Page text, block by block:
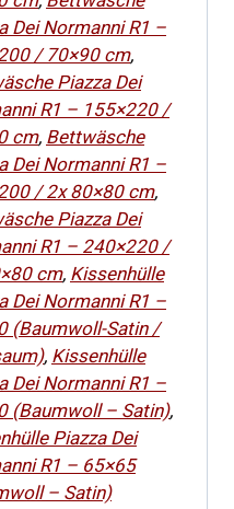
Dei Normanni R1 –
/ 70×90 cm,
Piazza Dei
R1 – 155×220 /
cm,Bettwäsche
Dei Normanni R1 –
/ 2x 80×80 cm,
Piazza Dei
R1 – 240×220 /
cm,Kissenhülle
Dei Normanni R1 –
(Baumwoll-Satin /
,Kissenhülle
Dei Normanni R1 –
(Baumwoll – Satin),
Piazza Dei
R1 – 65×65
– Satin)